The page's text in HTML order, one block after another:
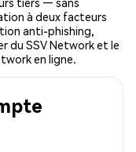
à deux facteurs
anti-phishing,
du SSV Network et le
en ligne.